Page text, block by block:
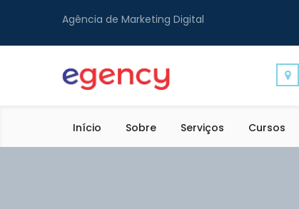
Agência de Marketing Digital
Início Sobre Serviços Cursos